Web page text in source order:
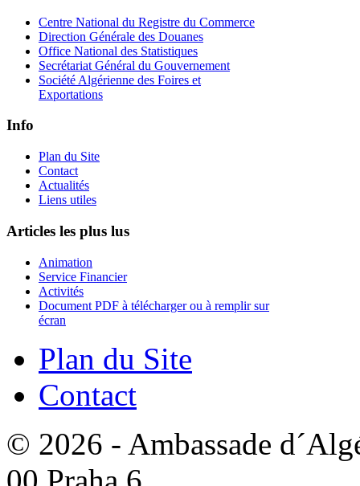
Centre National du Registre du Commerce
Direction Générale des Douanes
Office National des Statistiques
Secrétariat Général du Gouvernement
Société Algérienne des Foires et
Exportations
Info
Plan du Site
Contact
Actualités
Liens utiles
Articles les plus lus
Animation
Service Financier
Activités
Document PDF à télécharger ou à remplir sur
écran
Plan du Site
Contact
© 2026 - Ambassade